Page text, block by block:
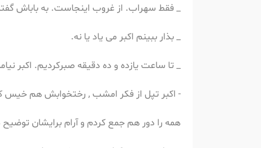
_ فقط سهراب. از غروب اینجاست. به باباش گفته
_ بذار ببینم اکبر می یاد یا نه.
_ تا ساعت یازده و ده دقیقه صبرکردیم. اکبر
- اکبر تپل از فکر امشب , رختخوابش هم خیس
همه را دور هم جمع کردم و آرام برایشان توضیح